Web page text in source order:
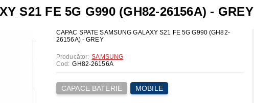
TELEFOANE ȘI TABLETE
PORTABILI
ȘI CAFETIERE
spalat si Uscatoare
de călcat
S21 FE 5G G990 (GH82-26156A) - GREY
CAPAC SPATE SAMSUNG GALAXY S21 FE 5G G990 (GH82-
26156A) - GREY
Producător: SAMSUNG
Cod: GH82-26156A
CAPACE BATERIE MOBILE